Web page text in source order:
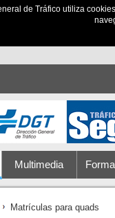
de Tráfico utiliza
Multimedia
Matrículas para quads